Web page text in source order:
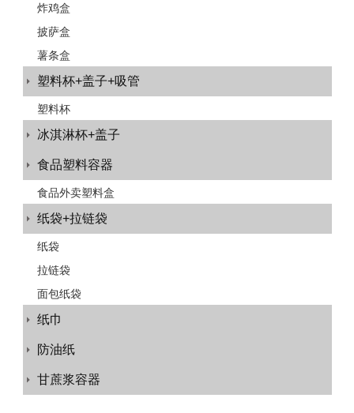
炸鸡盒
披萨盒
薯条盒
塑料杯+盖子+吸管
塑料杯
冰淇淋杯+盖子
食品塑料容器
食品外卖塑料盒
纸袋+拉链袋
纸袋
拉链袋
面包纸袋
纸巾
防油纸
甘蔗浆容器